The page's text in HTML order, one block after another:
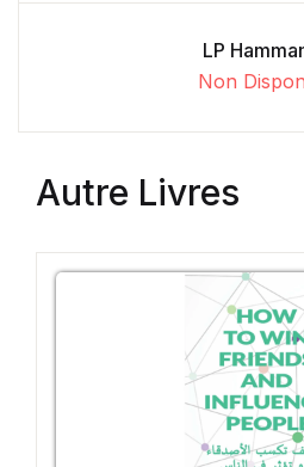
LP
Non
Autre Livres